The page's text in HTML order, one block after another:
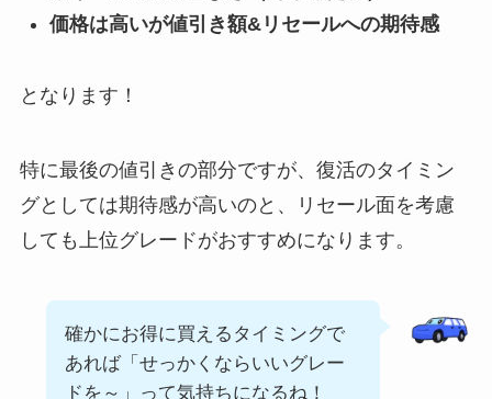
価格は高いが値引き額&リセールへの期待感
となります！
特に最後の値引きの部分ですが、復活のタイミン
グとしては期待感が高いのと、リセール面を考慮
しても上位グレードがおすすめになります。
確かにお得に買えるタイミングで
あれば「せっかくならいいグレー
ドを～」って気持ちになるね！